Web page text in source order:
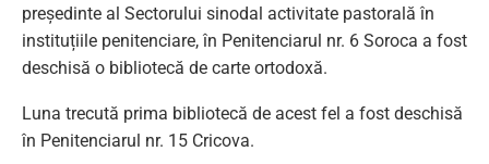
președinte al Sectorului sinodal activitate pastorală în
instituțiile penitenciare, în Penitenciarul nr. 6 Soroca a fost
deschisă o bibliotecă de carte ortodoxă.
Luna trecută prima bibliotecă de acest fel a fost deschisă
în Penitenciarul nr. 15 Cricova.